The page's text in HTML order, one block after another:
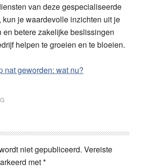
van deze gespecialiseerde
kun je waardevolle inzichten uit je
en betere zakelijke beslissingen
helpen te groeien en te bloeien.
nat geworden: wat nu?
niet gepubliceerd. Vereiste
met*